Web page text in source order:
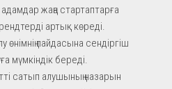
жаңа стартаптарға
артық көреді.
пайдасына сендіргіш
мүмкіндік береді.
сатып алушының назарын